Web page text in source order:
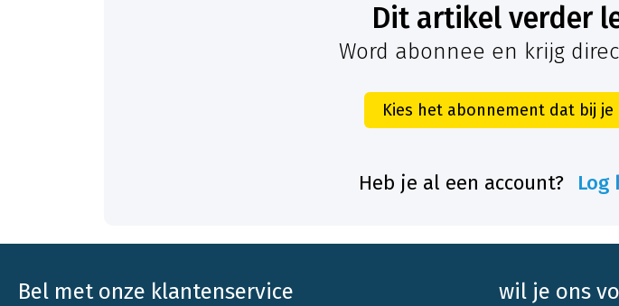
Dit artikel verder
Word abonnee en krijg
Kies het abonnement dat bij je
Heb je al een account? Log
Bel met onze klantenservice
wil je ons